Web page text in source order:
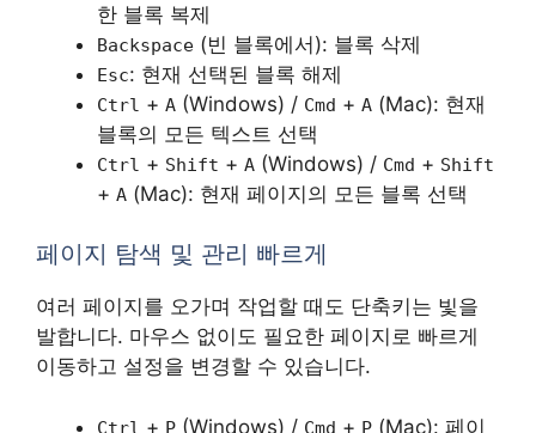
한 블록 복제
Backspace (빈 블록에서): 블록 삭제
Esc: 현재 선택된 블록 해제
Ctrl + A (Windows) / Cmd + A (Mac): 현재
블록의 모든 텍스트 선택
Ctrl + Shift + A (Windows) / Cmd + Shift
+ A (Mac): 현재 페이지의 모든 블록 선택
페이지 탐색 및 관리 빠르게
여러 페이지를 오가며 작업할 때도 단축키는 빛을
발합니다. 마우스 없이도 필요한 페이지로 빠르게
이동하고 설정을 변경할 수 있습니다.
Ctrl + P (Windows) / Cmd + P (Mac): 페이